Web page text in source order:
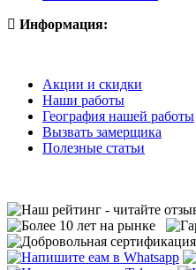
Информация:
Акции и скидки
Наши работы
География нашей работы
Вызвать замерщика
Полезные статьи